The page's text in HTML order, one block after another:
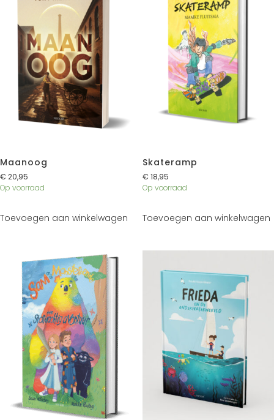
Maanoog
€ 20,95
Op voorraad
Toevoegen aan winkelwagen
Skateramp
€ 18,95
Op voorraad
Toevoegen aan winkelwagen